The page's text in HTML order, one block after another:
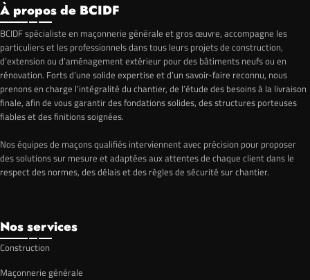
à propos de BCIDF
BCIDF spécialiste en maçonnerie générale et gros œuvre, accompagne les
particuliers et les professionnels dans tous leurs projets de construction,
d’extension ou d’aménagement extérieur pour des bâtiments neufs ou en
rénovation. Forts d’une solide expertise et d’un savoir-faire reconnu, nous
prenons en charge l’intégralité du chantier, de l’étude des besoins à la livraison
finale, afin de vous garantir des fondations solides, des structures porteuses
fiables et des finitions soignées.
Nos équipes de maçons qualifiés interviennent avec précision pour proposer
des solutions sur mesure et adaptées aux attentes de chaque client dans le
respect des normes, des délais et des règles de sécurité sur chantier.
Nos services
Construction
Maçonnerie générale